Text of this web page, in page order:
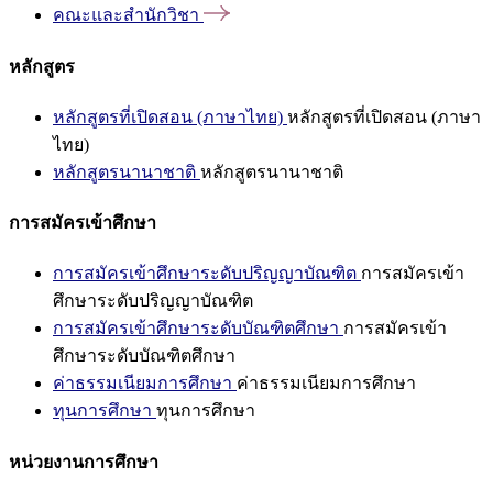
คณะและสำนักวิชา
หลักสูตร
หลักสูตรที่เปิดสอน (ภาษาไทย) หลักสูตรที่เปิดสอน (ภาษา
ไทย)
หลักสูตรนานาชาติ หลักสูตรนานาชาติ
การสมัครเข้าศึกษา
การสมัครเข้าศึกษาระดับปริญญาบัณฑิต การสมัครเข้า
ศึกษาระดับปริญญาบัณฑิต
การสมัครเข้าศึกษาระดับบัณฑิตศึกษา การสมัครเข้า
ศึกษาระดับบัณฑิตศึกษา
ค่าธรรมเนียมการศึกษา ค่าธรรมเนียมการศึกษา
ทุนการศึกษา ทุนการศึกษา
หน่วยงานการศึกษา